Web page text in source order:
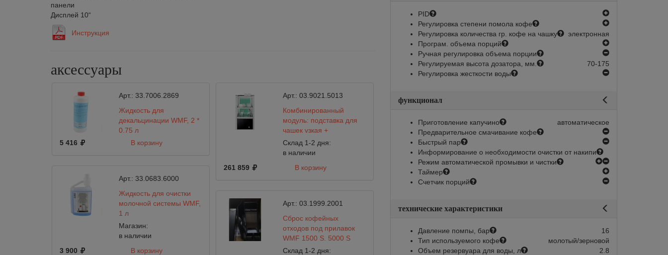
панели
Дисплей 10“
Инструкция
аксессуары
Арт.:33.7006.2869
Жидкость для
декальцинации WMF, 2 *
0,75 л
5 416
В корзину
Арт.:33.0683.6000
Жидкость для очистки
молочной системы WMF,
1 л
Магазин:
в наличии
3 900
В корзину
Арт.:03.9021.5013
Комбинированный
модуль: подставка для
чашек узкая +
холодильник WMF
Склад 1-2 дня:
в наличии
261 859
В корзину
Арт.:03.1999.2001
Сброс кофейных
отходов под прилавок
WMF 1500 S, 5000 S
Склад 1-2 дня:
молочной системы
супер авт. кофемашин
wmf 10 гр.
Магазин:
в наличии
кофейных масел
кофемашин WMF, 1,3 гр.
100 шт.
Магазин:
100 360
PID
есть
Регулировка степени помола кофе
есть
Регулировка количества гр. кофе на чашку
электронная
Програм. объема порций
есть
Ручная регулировка объема порции
нет
Регулируемая высота дозатора, мм.
70-175
Регулировка жесткости воды
нет
функционал
Приготовление капучино
автоматическое
Предварительное смачивание кофе
нет
Быстрый пар
нет
Информирование о необходимости очистки от накипи
нет
Режим автоматической промывки и чистки
есть
Таймер
есть
Счетчик порций
нет
технические характеристики
Давление помпы, бар
16
Тип используемого кофе
молотый/зерновой
Объем резервуара для воды, л
2.8